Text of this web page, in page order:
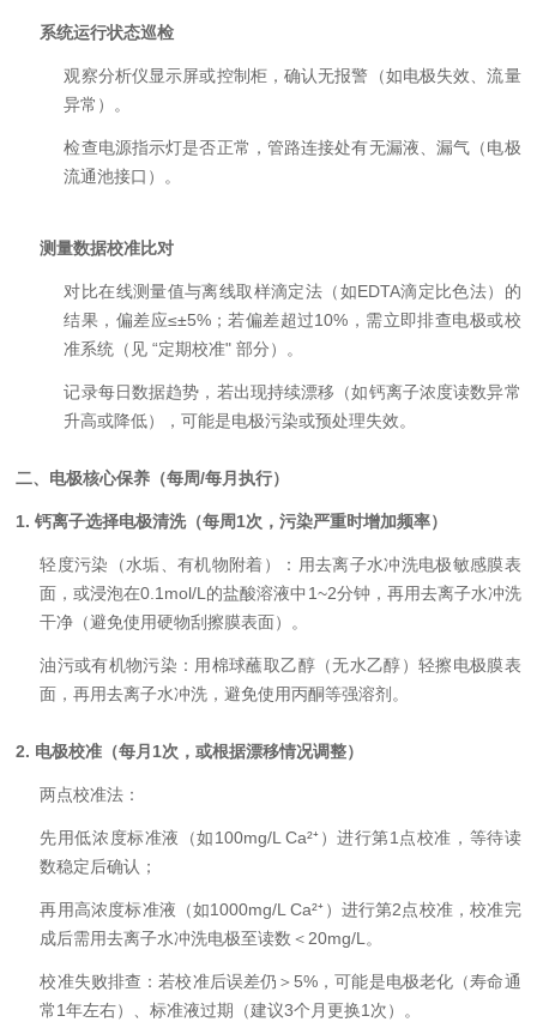
系统运行状态巡检
观察分析仪显示屏或控制柜，确认无报警（如电极失效、流量
异常）。
检查电源指示灯是否正常，管路连接处有无漏液、漏气（电极
流通池接口）。
测量数据校准比对
对比在线测量值与离线取样滴定法（如EDTA滴定比色法）的
结果，偏差应≤±5%；若偏差超过10%，需立即排查电极或校
准系统（见 “定期校准" 部分）。
记录每日数据趋势，若出现持续漂移（如钙离子浓度读数异常
升高或降低），可能是电极污染或预处理失效。
二、电极核心保养（每周/每月执行）
1. 钙离子选择电极清洗（每周1次，污染严重时增加频率）
轻度污染（水垢、有机物附着）： 用去离子水冲洗电极敏感膜表
面，或浸泡在0.1mol/L的盐酸溶液中1~2分钟，再用去离子水冲洗
干净（避免使用硬物刮擦膜表面）。
油污或有机物污染： 用棉球蘸取乙醇（无水乙醇）轻擦电极膜表
面，再用去离子水冲洗，避免使用丙酮等强溶剂。
2. 电极校准（每月1次，或根据漂移情况调整）
两点校准法：
先用低浓度标准液（如100mg/L Ca²⁺）进行第1点校准，等待读
数稳定后确认；
再用高浓度标准液（如1000mg/L Ca²⁺）进行第2点校准，校准完
成后需用去离子水冲洗电极至读数＜20mg/L。
校准失败排查：若校准后误差仍＞5%，可能是电极老化（寿命通
常1年左右）、标准液过期（建议3个月更换1次）。